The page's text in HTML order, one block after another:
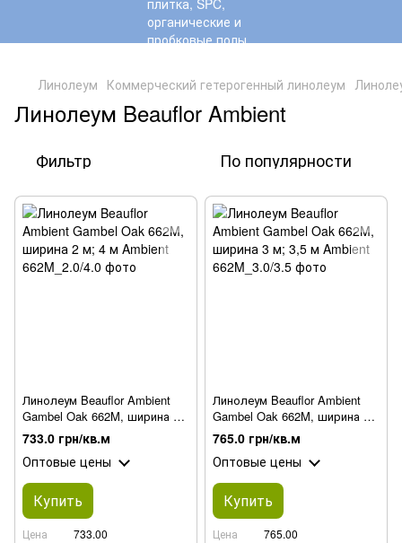
Линолеум Коммерческий гетерогенный линолеум
Линолеум Beauflor Ambient
Фильтр По популярности
Линолеум Beauflor Ambient
Gambel Oak 662M, ширина 2
м; 4 м
733.0 грн/кв.м
Оптовые цены
Купить
Цена
733.00
Линолеум Beauflor Ambient
Gambel Oak 662M, ширина 3
м; 3,5 м
765.0 грн/кв.м
Оптовые цены
Купить
Цена
765.00